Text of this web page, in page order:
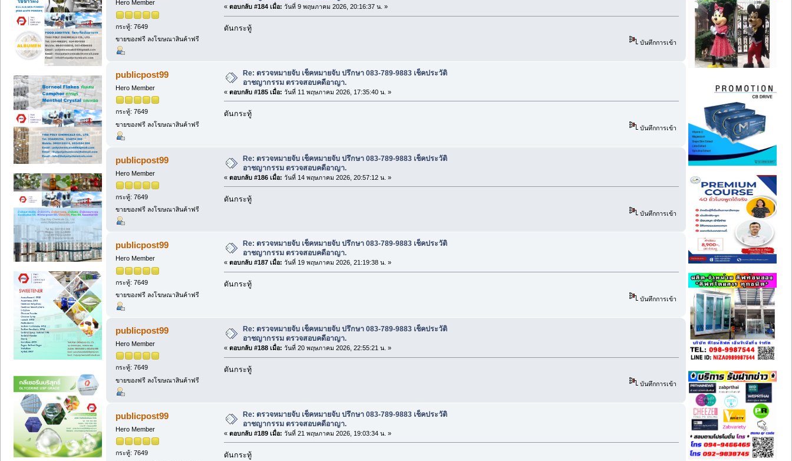
Hero Member
กระทู้: 7649
ขายของฟรี ลงโฆษณาสินค้าฟรี
« ตอบกลับ #184 เมื่อ: วันที่ 9 พฤษภาคม 2026, 20:16:37 น. »
ดันกระทู้
บันทึกการเข้า
publicpost99
Hero Member
กระทู้: 7649
ขายของฟรี ลงโฆษณาสินค้าฟรี
Re: ตรวจหมายจับ เช็คหมายจับ ปรึกษา 083-789-9883 เช็คประวัติ
อาชญากรรม ตรวจสอบคดีอาญา.
« ตอบกลับ #185 เมื่อ: วันที่ 11 พฤษภาคม 2026, 17:35:40 น. »
ดันกระทู้
บันทึกการเข้า
publicpost99
Hero Member
กระทู้: 7649
ขายของฟรี ลงโฆษณาสินค้าฟรี
Re: ตรวจหมายจับ เช็คหมายจับ ปรึกษา 083-789-9883 เช็คประวัติ
อาชญากรรม ตรวจสอบคดีอาญา.
« ตอบกลับ #186 เมื่อ: วันที่ 14 พฤษภาคม 2026, 20:57:12 น. »
ดันกระทู้
บันทึกการเข้า
publicpost99
Hero Member
กระทู้: 7649
ขายของฟรี ลงโฆษณาสินค้าฟรี
Re: ตรวจหมายจับ เช็คหมายจับ ปรึกษา 083-789-9883 เช็คประวัติ
อาชญากรรม ตรวจสอบคดีอาญา.
« ตอบกลับ #187 เมื่อ: วันที่ 19 พฤษภาคม 2026, 21:19:38 น. »
ดันกระทู้
บันทึกการเข้า
publicpost99
Hero Member
กระทู้: 7649
ขายของฟรี ลงโฆษณาสินค้าฟรี
Re: ตรวจหมายจับ เช็คหมายจับ ปรึกษา 083-789-9883 เช็คประวัติ
อาชญากรรม ตรวจสอบคดีอาญา.
« ตอบกลับ #188 เมื่อ: วันที่ 20 พฤษภาคม 2026, 22:55:21 น. »
ดันกระทู้
บันทึกการเข้า
publicpost99
Hero Member
กระทู้: 7649
Re: ตรวจหมายจับ เช็คหมายจับ ปรึกษา 083-789-9883 เช็คประวัติ
อาชญากรรม ตรวจสอบคดีอาญา.
« ตอบกลับ #189 เมื่อ: วันที่ 21 พฤษภาคม 2026, 19:03:34 น. »
ดันกระทู้